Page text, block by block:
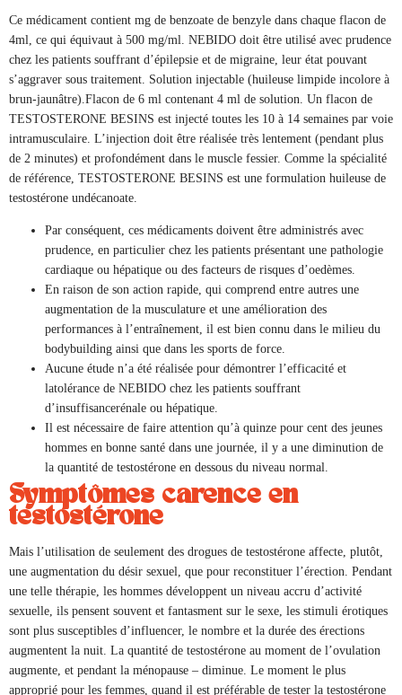
Ce médicament contient mg de benzoate de benzyle dans chaque flacon de
4ml, ce qui équivaut à 500 mg/ml. NEBIDO doit être utilisé avec prudence
chez les patients souffrant d’épilepsie et de migraine, leur état pouvant
s’aggraver sous traitement. Solution injectable (huileuse limpide incolore à
brun-jaunâtre).Flacon de 6 ml contenant 4 ml de solution. Un flacon de
TESTOSTERONE BESINS est injecté toutes les 10 à 14 semaines par voie
intramusculaire. L’injection doit être réalisée très lentement (pendant plus
de 2 minutes) et profondément dans le muscle fessier. Comme la spécialité
de référence, TESTOSTERONE BESINS est une formulation huileuse de
testostérone undécanoate.
Par conséquent, ces médicaments doivent être administrés avec
prudence, en particulier chez les patients présentant une pathologie
cardiaque ou hépatique ou des facteurs de risques d’oedèmes.
En raison de son action rapide, qui comprend entre autres une
augmentation de la musculature et une amélioration des
performances à l’entraînement, il est bien connu dans le milieu du
bodybuilding ainsi que dans les sports de force.
Aucune étude n’a été réalisée pour démontrer l’efficacité et
latolérance de NEBIDO chez les patients souffrant
d’insuffisancerénale ou hépatique.
Il est nécessaire de faire attention qu’à quinze pour cent des jeunes
hommes en bonne santé dans une journée, il y a une diminution de
la quantité de testostérone en dessous du niveau normal.
Symptômes carence en
testostérone
Mais l’utilisation de seulement des drogues de testostérone affecte, plutôt,
une augmentation du désir sexuel, que pour reconstituer l’érection. Pendant
une telle thérapie, les hommes développent un niveau accru d’activité
sexuelle, ils pensent souvent et fantasment sur le sexe, les stimuli érotiques
sont plus susceptibles d’influencer, le nombre et la durée des érections
augmentent la nuit. La quantité de testostérone au moment de l’ovulation
augmente, et pendant la ménopause – diminue. Le moment le plus
approprié pour les femmes, quand il est préférable de tester la testostérone